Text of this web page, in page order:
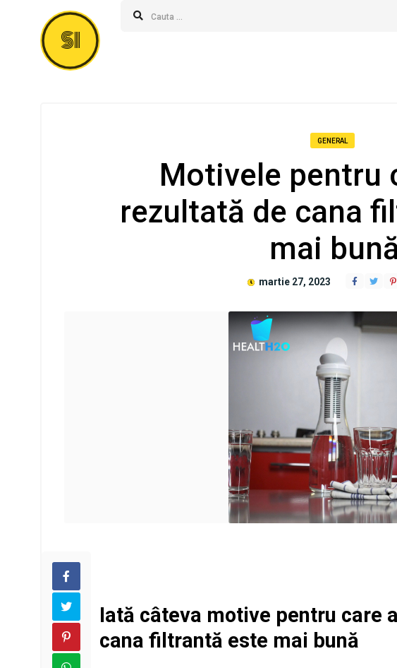
SI
GENERAL
Motivele pentru
rezultată de cana
mai
martie 27, 2023
Iată câteva motive pentru care
cana filtrantă este mai bună